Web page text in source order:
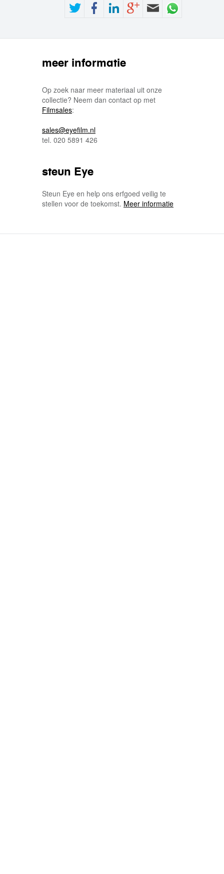
meer informatie
Op zoek naar meer materiaal uit onze
collectie? Neem dan contact op met
Filmsales:
sales@eyefilm.nl
tel. 020 5891 426
steun Eye
Steun Eye en help ons erfgoed veilig te
stellen voor de toekomst. Meer informatie